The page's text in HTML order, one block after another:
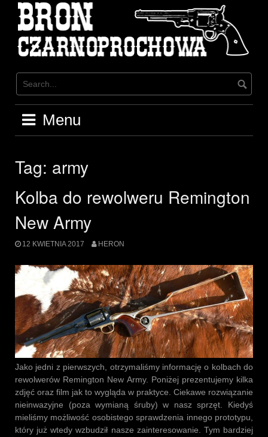
content
Menu
Tag: army
Kolba do rewolweru Remington
New Army
12 KWIETNIA 2017 HERON
Jako jedni z pierwszych, otrzymaliśmy informację o kolbach do
rewolwerów Remington New Army. Poniżej prezentujemy kilka
zdjęć oraz film jak to wygląda w praktyce. Ciekawe rozwiązanie
nieinwazyjne (poza wymianą śruby) w nasz sprzęt. Kiedyś
mieliśmy możliwość osobistego sprawdzenia innego prototypu,
który już wtedy wzbudził nasze zainteresowanie. Tym bardziej